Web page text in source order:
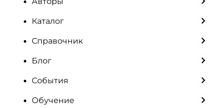
Каталог
Справочник
Блог
События
Обучение